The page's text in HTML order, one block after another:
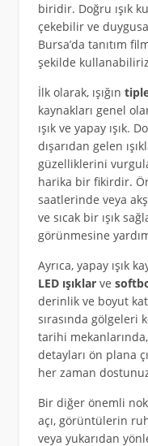
biridir. Doğru ışık
çekebilir ve
Bursa’da tanıtım
şekilde
İlk olarak, ışığın
kaynakları genel
ışık ve yapay ışık.
dışarıdan gelen
güzelliklerini
harika bir fikirdir.
saatlerinde veya
ve sıcak bir ışık
görünmesine
Ayrıca, yapay ışık
LED ışıklarve
derinlik ve boyut
sırasında gölgeleri
tarihi
detayları ön plana
her zaman
Bir diğer önemli
açı, görüntülerin
veya yukarıdan